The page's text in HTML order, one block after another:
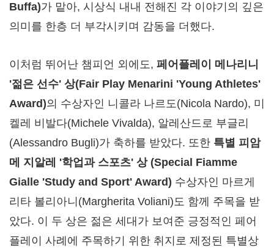
Buffa)가 맡아, 시상식 내내 전해진 각 이야기의 깊은
의미를 한층 더 부각시키며 감동을 더했다.
이처럼 뛰어난 챔피언 외에도, 페어플레이 메나리니
'젊은 선수' 상(Fair Play Menarini 'Young Athletes'
Award)의 수상자인 니콜라 나르도(Nicola Nardo), 미
켈레 비발다(Michele Vivalda), 알레산드로 부글리
(Alessandro Bugli)가 축하를 받았다. 또한 특별 피암
메 지알레
'학업과 스포츠' 상 (Special Fiamme
Gialle 'Study and Sport' Award) 수상자인 마르게
리타 볼리아니(Margherita Voliani)도 함께 주목을 받
았다. 이 두 상은 젊은 세대가 보여준 긍정적인 페어
플레이 사례에 주목하기 위한 취지로 제정된 특별상